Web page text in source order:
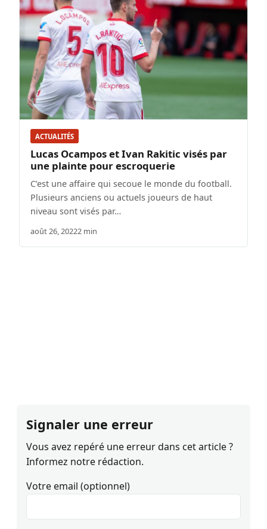
ACTUALITÉS
Lucas Ocampos et Ivan Rakitic visés par
une plainte pour escroquerie
C’est une affaire qui secoue le monde du football.
Plusieurs anciens ou actuels joueurs de haut
niveau sont visés par…
août 26, 20222 min
Signaler une erreur
Vous avez repéré une erreur dans cet article ?
Informez notre rédaction.
Votre email (optionnel)